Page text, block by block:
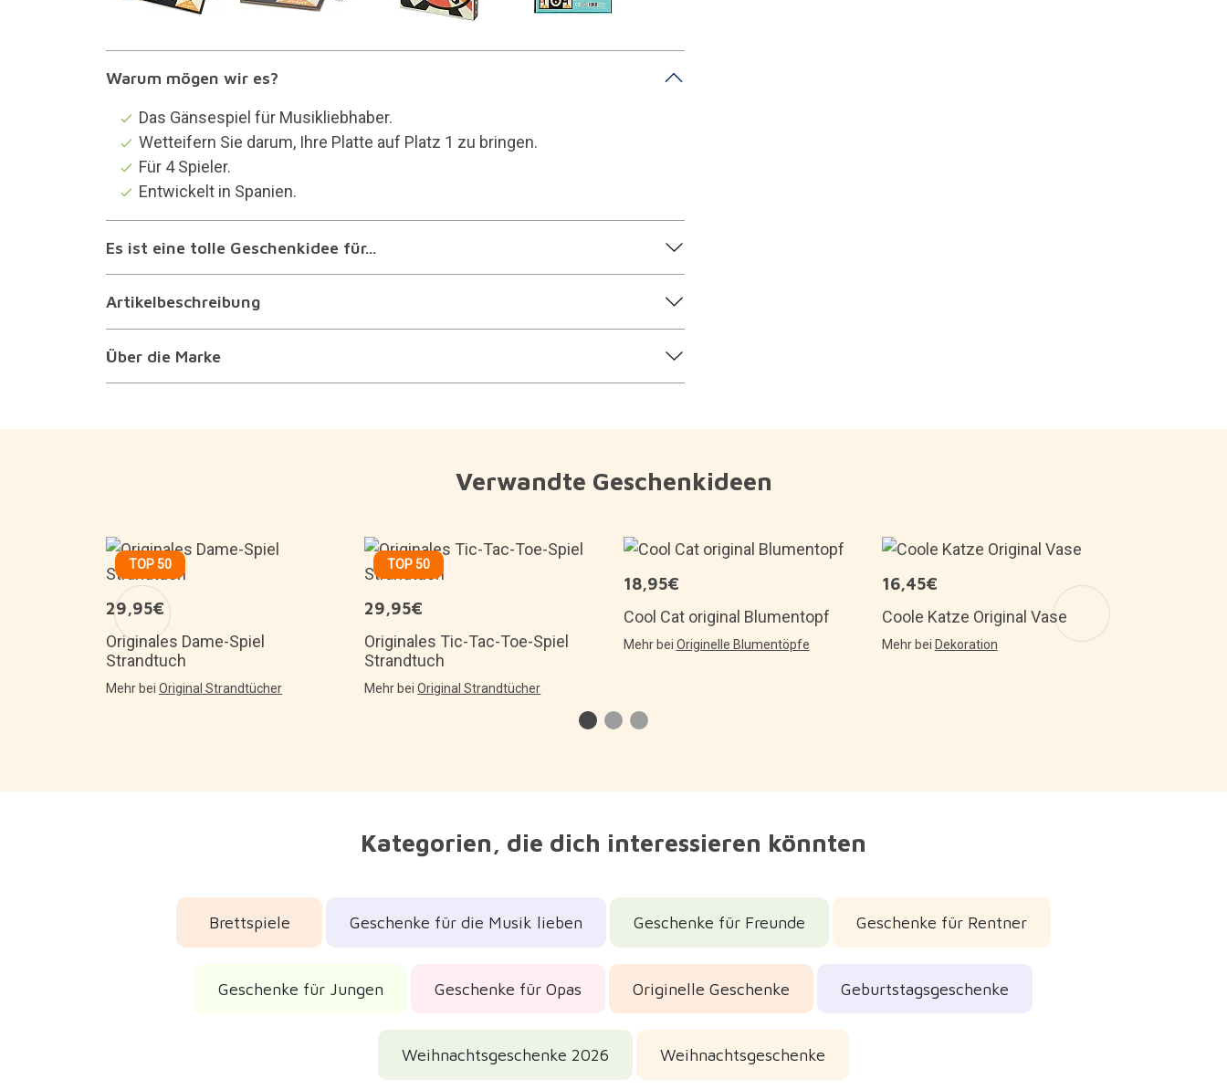
Warum mögen wir es?
Das Gänsespiel für Musikliebhaber.
Wetteifern Sie darum, Ihre Platte auf Platz 1 zu bringen.
Für 4 Spieler.
Entwickelt in Spanien.
Es ist eine tolle Geschenkidee für...
Artikelbeschreibung
Über die Marke
Verwandte Geschenkideen
TOP 50
29,95€
Originales Dame-Spiel
Strandtuch
Mehr bei Original Strandtücher
TOP 50
29,95€
Originales Tic-Tac-Toe-Spiel
Strandtuch
Mehr beiOriginal Strandtücher
18,95€
Cool Cat original Blumentopf
Mehr bei Originelle Blumentöpfe
16,45€
Coole Katze Original Vase
Mehr bei Dekoration
Kategorien, die dich interessieren könnten
Brettspiele Geschenke für die Musik lieben Geschenke für Freunde Geschenke für Rentner
Geschenke für Jungen Geschenke für Opas Originelle Geschenke Geburtstagsgeschenke
Weihnachtsgeschenke 2026 Weihnachtsgeschenke